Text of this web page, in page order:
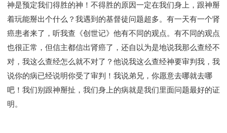
Y136课程 - 如何学习
研习会01 - 医治释放
研习会01 - 如何读圣经
研习会01 - 得着命定成为祝福
研习会01 - 得胜教会的启示
研习会01 - 教会的牧养
研习会02 - 医治释放
研习会02 - 如何查圣经
研习会02 - 得着命定成为祝福
研习会02 - 得胜教会的启示
研习会02 - 教会的牧养
研习会03 - 医治释放特会
神是预定我们得胜的神！不得胜的原因一定在我们身上，跟神掰
着玩能掰出个什么？我遇到的基督徒问题超多。有一天有一个肾
癌患者来了，听我查《创世记》他有不同的观点。有不同的观点
也很正常，但信主都信出肾癌了，还自以为是地说我那么查经不
对，我这么查经怎么就不对了？他说我这么查经神要审判我，我
说你的病已经说明你受了审判！我说弟兄，你愿意去哪就去哪
吧！我们别跟神掰扯，我们身上的病就是我们里面问题最好的证
明。